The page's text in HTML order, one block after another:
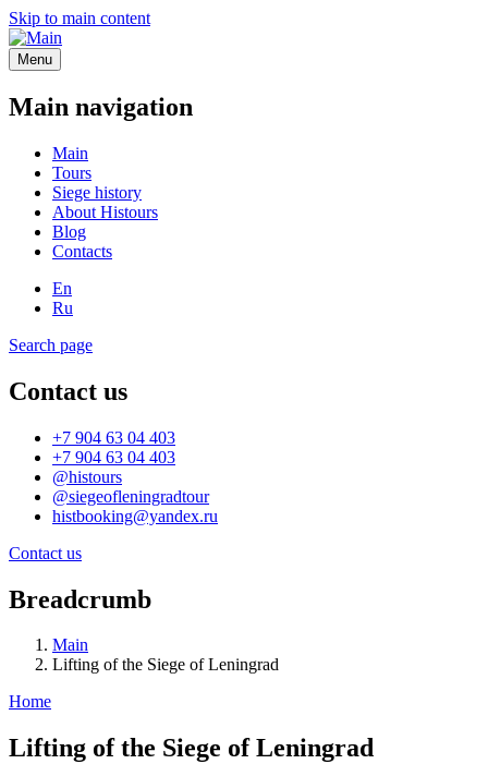
Skip to main content
Menu
Main navigation
Main
Tours
Siege history
About Histours
Blog
Contacts
En
Ru
Search page
Contact us
+7 904 63 04 403
+7 904 63 04 403
@histours
@siegeofleningradtour
histbooking@yandex.ru
Contact us
Breadcrumb
Main
Lifting of the Siege of Leningrad
Home
Lifting of the Siege of Leningrad